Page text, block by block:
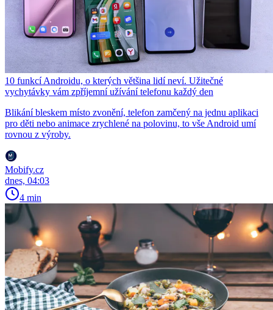
10 funkcí Androidu, o kterých většina lidí neví. Užitečné
vychytávky vám zpříjemní užívání telefonu každý den
Blikání bleskem místo zvonění, telefon zamčený na jednu aplikaci
pro děti nebo animace zrychlené na polovinu, to vše Android umí
rovnou z výroby.
Mobify.cz
dnes, 04:03
4 min